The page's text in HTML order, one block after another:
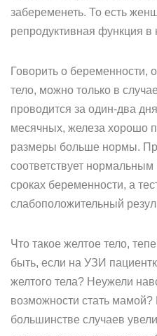
забеременеть. То есть
репродуктивная функция в
Говорить о беременности,
тело, можно только в
проводится за один-два
месячных, железа хорошо
размеры больше нормы.
соответствует
сроках беременности, а
слабоположительный
Что такое желтое тело,
быть, если на УЗИ
желтого тела? Неужели
возможности стать
большинстве случаев